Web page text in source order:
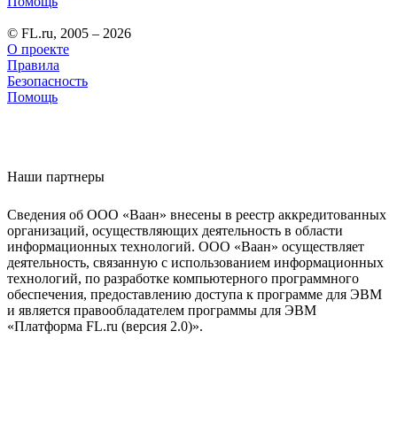
© FL.ru, 2005 – 2026
О проекте
Правила
Безопасность
Помощь
Наши партнеры
Сведения об ООО «Ваан» внесены в реестр аккредитованных
организаций, осуществляющих деятельность в области
информационных технологий. ООО «Ваан» осуществляет
деятельность, связанную с использованием информационных
технологий, по разработке компьютерного программного
обеспечения, предоставлению доступа к программе для ЭВМ
и является правообладателем программы для ЭВМ
«Платформа FL.ru (версия 2.0)».